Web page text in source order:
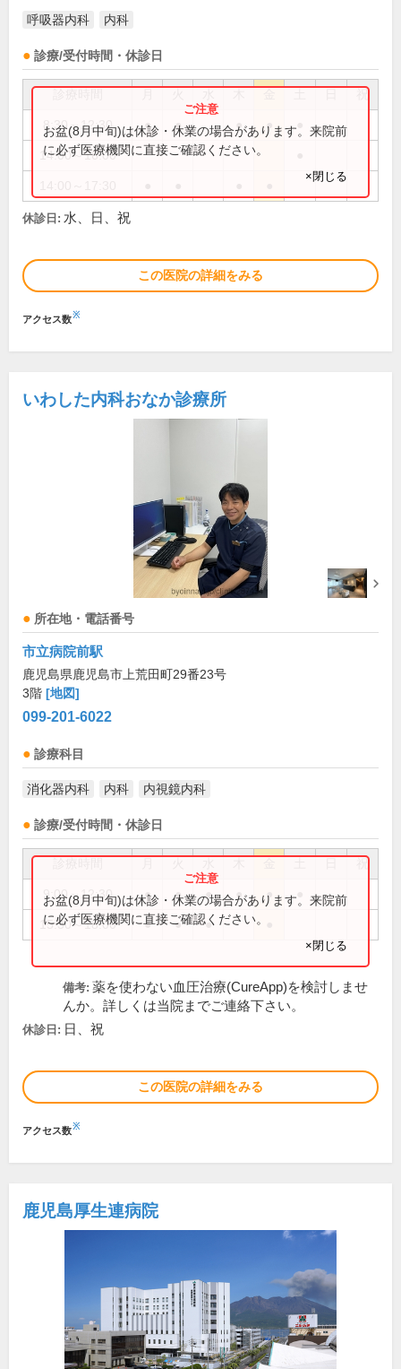
呼吸器内科 内科
診療/受付時間・休診日
祝
8:30～12:30 ● ● ● ●
14:00～16:00
お盆(8月中旬)は休診・休業の場合があります。来院前
に必ず医療機関に直接ご確認ください。
×閉じる
休診日: 水、日、祝
この医院の詳細をみる
アクセス数※
いわした内科おなか診療所
所在地・電話番号
市立病院前駅
鹿児島県鹿児島市上荒田町29番23号
3階 [地図]
099-201-6022
診療科目
消化器内科 内科 内視鏡内科
診療/受付時間・休診日
祝
9:00～12:30 ● ● ● ● ●
15:30～18:00 ● ● ●
お盆(8月中旬)は休診・休業の場合があります。来院前
に必ず医療機関に直接ご確認ください。
×閉じる
備考: 薬を使わない血圧治療(CureApp)を検討しませ
んか。詳しくは当院までご連絡下さい。
休診日: 日、祝
この医院の詳細をみる
アクセス数※
鹿児島厚生連病院